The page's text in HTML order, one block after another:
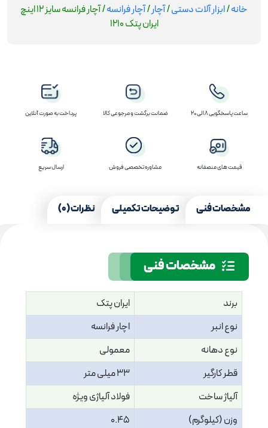
خانه/ابزار آلات دستی/آچار/آچار فرانسه
/ آچار فرانسه سایز 12 اینچ
ایران پتک 1210
ساعت پاسخگویی 8 الی 20 ضمانت برگشت و مرجوعی کالا پرداخت به صورت آنلاین
قیمت های منصفانه مشاوره تخصصی فروش ارسال سریع
مشخصات فنی توضیحات تکمیلی نظرات (0)
مشخصات فنی
برند
ایران پتک
نوع انبر
اچار فرانسه
نوع دهانه
معمولی
قطر کارگیر
33 میلی متر
آلیاژ ساخت
فولاد آلیاژی ویژه
وزن (کیلوگرم)
0.45